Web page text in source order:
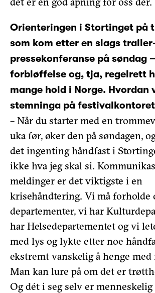
Orienteringen i Stortinget på
som kom etter en slags
pressekonferanse på søndag
forbløffelse og, tja, regelrett
mange hold i Norge. Hvordan
stemninga på
– Når du starter med en
uka før, øker den på søndagen,
det ingenting håndfast i
ikke hva jeg skal si.
meldinger er det viktigste i en
krisehåndtering. Vi må forholde
departementer, vi har
har Helsedepartementet og vi
med lys og lykte etter noe
ekstremt vanskelig å henge med
Man kan lure på om det er
Og dét i seg selv er menneskelig